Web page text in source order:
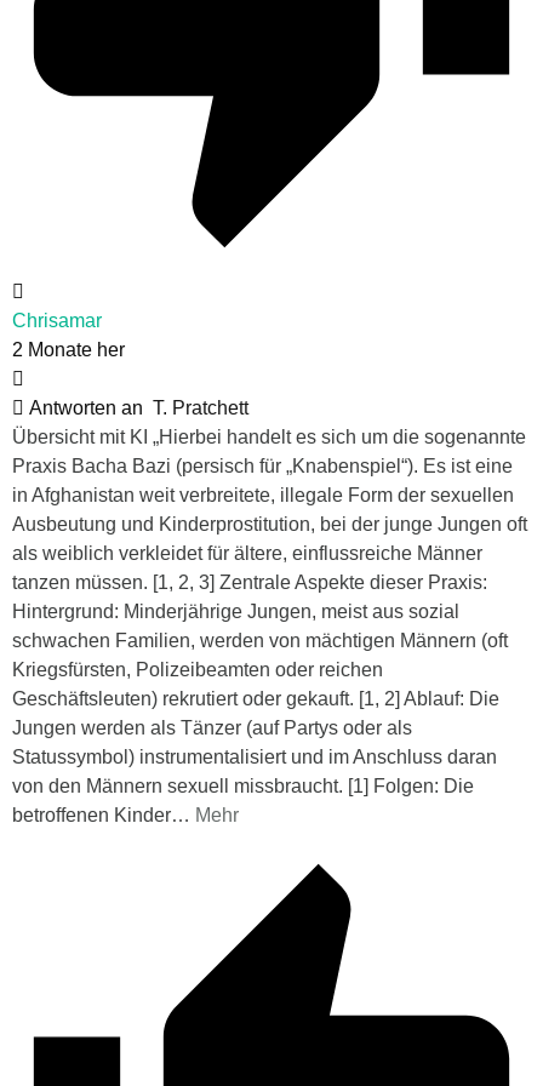
Chrisamar
2 Monate her
Antworten an T. Pratchett
Übersicht mit KI „Hierbei handelt es sich um die sogenannte
Praxis Bacha Bazi (persisch für „Knabenspiel“). Es ist eine
in Afghanistan weit verbreitete, illegale Form der sexuellen
Ausbeutung und Kinderprostitution, bei der junge Jungen oft
als weiblich verkleidet für ältere, einflussreiche Männer
tanzen müssen. [1, 2, 3] Zentrale Aspekte dieser Praxis:
Hintergrund: Minderjährige Jungen, meist aus sozial
schwachen Familien, werden von mächtigen Männern (oft
Kriegsfürsten, Polizeibeamten oder reichen
Geschäftsleuten) rekrutiert oder gekauft. [1, 2] Ablauf: Die
Jungen werden als Tänzer (auf Partys oder als
Statussymbol) instrumentalisiert und im Anschluss daran
von den Männern sexuell missbraucht. [1] Folgen: Die
betroffenen Kinder… Mehr